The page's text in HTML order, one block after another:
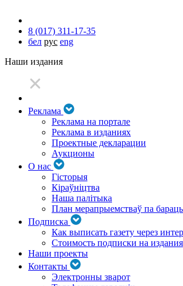
8 (017) 311-17-35
бел рус eng
Наши издания
Реклама
Реклама на портале
Реклама в изданиях
Проектные декларации
Аукционы
О нас
Гісторыя
Кіраўніцтва
Наша палітыка
План мерапрыемстваў па
Подписка
Как выписать газету через
Стоимость подписки на издания
Наши проекты
Контакты
Электронны зварот